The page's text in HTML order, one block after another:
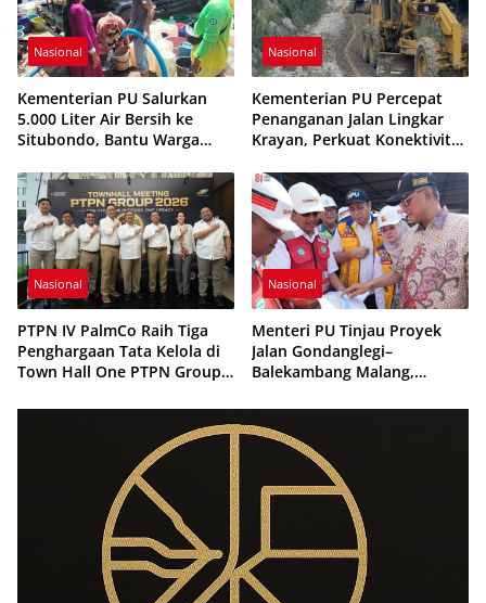
Nasional
Kementerian PU Salurkan
5.000 Liter Air Bersih ke
Situbondo, Bantu Warga
Nasional
Kementerian PU Percepat
Penanganan Jalan Lingkar
Krayan, Perkuat Konektivitas
Kalimantan Utara
Nasional
PTPN IV PalmCo Raih Tiga
Penghargaan Tata Kelola di
Town Hall One PTPN Group
Nasional
Menteri PU Tinjau Proyek
Jalan Gondanglegi–
Balekambang Malang,
2026